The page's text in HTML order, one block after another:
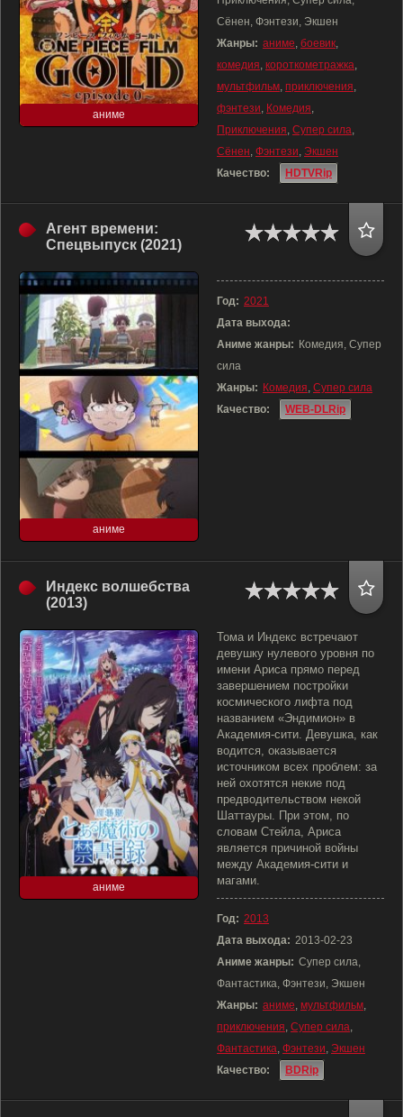
аниме
Сёнен, Фэнтези, Экшен
Жанры: аниме, боевик,
комедия, короткометражка,
мультфильм, приключения,
фэнтези, Комедия,
Приключения, Супер сила,
Сёнен, Фэнтези, Экшен
Качество:
HDTVRip
Агент времени:
Спецвыпуск (2021)
аниме
Год: 2021
Дата выхода:
Аниме жанры: Комедия, Супер
сила
Жанры: Комедия, Супер сила
Качество:
WEB-DLRip
Индекс волшебства
(2013)
аниме
Тома и Индекс встречают
девушку нулевого уровня по
имени Ариса прямо перед
завершением постройки
космического лифта под
названием «Эндимион» в
Академия-сити. Девушка, как
водится, оказывается
источником всех проблем: за
ней охотятся некие под
предводительством некой
Шаттауры. При этом, по
словам Стейла, Ариса
является причиной войны
между Академия-сити и
магами.
Год: 2013
Дата выхода: 2013-02-23
Аниме жанры: Супер сила,
Фантастика, Фэнтези, Экшен
Жанры: аниме, мультфильм,
приключения, Супер сила,
Фантастика, Фэнтези, Экшен
Качество:
BDRip